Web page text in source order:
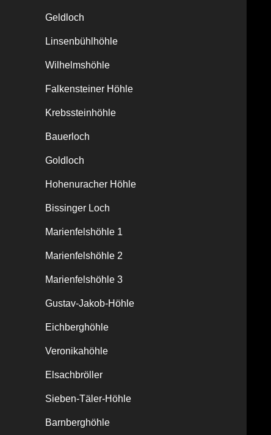
Geldloch
Linsenbühlhöhle
Wilhelmshöhle
Falkensteiner Höhle
Krebssteinhöhle
Bauerloch
Goldloch
Hohenuracher Höhle
Bissinger Loch
Marienfelshöhle 1
Marienfelshöhle 2
Marienfelshöhle 3
Gustav-Jakob-Höhle
Eichberghöhle
Veronikahöhle
Elsachbröller
Sieben-Täler-Höhle
Barnberghöhle